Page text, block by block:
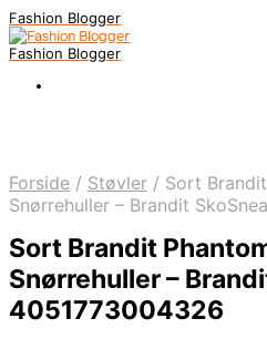
Fashion Blogger
Fashion Blogger
Forside / Støvler / Sort
Snørrehuller – Brandit
Sort Brandit
Snørrehuller –
4051773004326